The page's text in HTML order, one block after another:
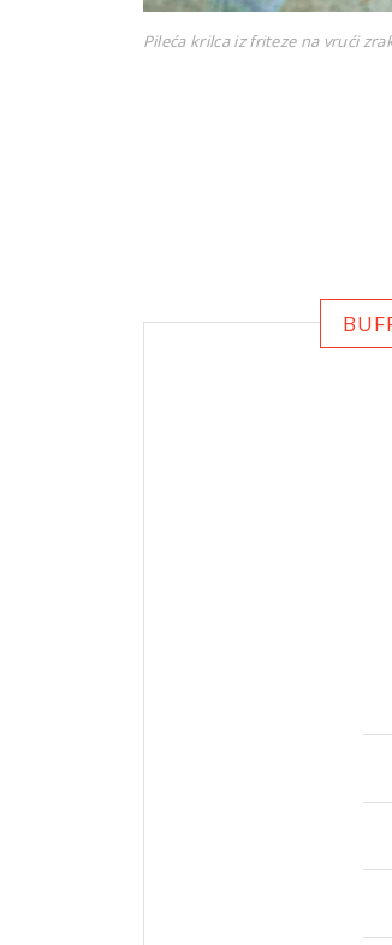
Pileća krilca iz friteze na vrući